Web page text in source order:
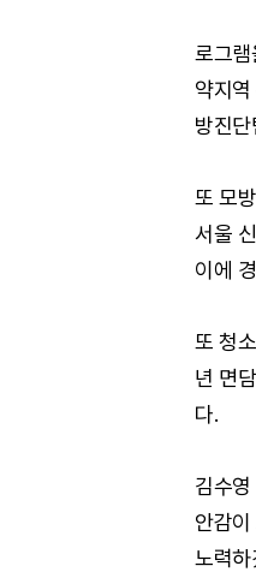
로그
약지
방진
또 모
서울
이에
또 청
년 면
다.
김수
안감
노력